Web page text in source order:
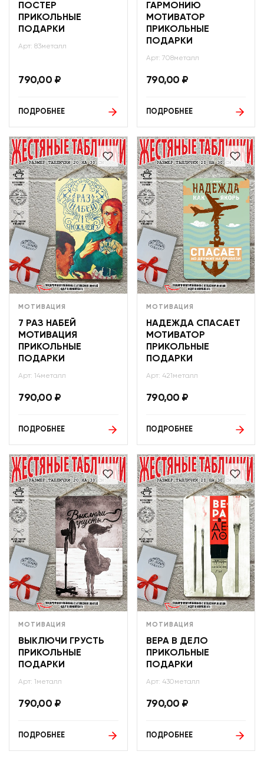
ПОСТЕР
ПРИКОЛЬНЫЕ
ПОДАРКИ
Арт: 83металл
790,00 ₽
ПОДРОБНЕЕ
ГАРМОНИЮ
МОТИВАТОР
ПРИКОЛЬНЫЕ
ПОДАРКИ
Арт: 708металл
790,00 ₽
ПОДРОБНЕЕ
МОТИВАЦИЯ
7 РАЗ НАБЕЙ
МОТИВАЦИЯ
ПРИКОЛЬНЫЕ
ПОДАРКИ
Арт: 14металл
790,00 ₽
ПОДРОБНЕЕ
МОТИВАЦИЯ
НАДЕЖДА СПАСАЕТ
МОТИВАТОР
ПРИКОЛЬНЫЕ
ПОДАРКИ
Арт: 421металл
790,00 ₽
ПОДРОБНЕЕ
МОТИВАЦИЯ
ВЫКЛЮЧИ ГРУСТЬ
ПРИКОЛЬНЫЕ
ПОДАРКИ
Арт: 1металл
790,00 ₽
ПОДРОБНЕЕ
МОТИВАЦИЯ
ВЕРА В ДЕЛО
ПРИКОЛЬНЫЕ
ПОДАРКИ
Арт: 430металл
790,00 ₽
ПОДРОБНЕЕ